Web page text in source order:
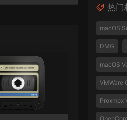
热门
macOS
DMG
macOS
VMWare
Proxmox